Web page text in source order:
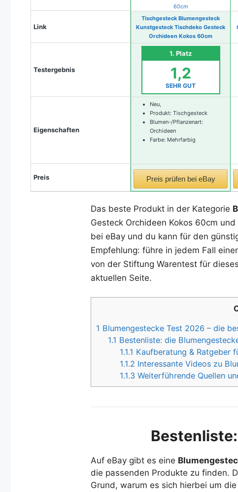
Link
Tischgesteck Blumengesteck
Kunstgesteck Tischdeko Gesteck
Orchideen Kokos 60cm
Testergebnis
1. Platz
1,2
SEHR GUT
Eigenschaften
Neu,
Produkt: Tischgesteck
Blumen-/Pflanzenart:
Orchideen
Farbe: Mehrfarbig
Preis Preis prüfen bei eBay
Das beste Produkt in der Kategorie
Gesteck Orchideen Kokos 60cm
bei eBay und du kann für den
Empfehlung: führe in jedem Fall
von der Stiftung Warentest für
aktuellen Seite.
1 Blumengestecke Test 2026 – die
1.1 Bestenliste: die
1.1.1 Kaufberatung & Ratgeber
1.1.2 Interessante Videos zu
1.1.3 Weiterführende Quellen
Auf eBay gibt es eine
die passenden Produkte zu finden.
Grund, warum es sich hierbei um